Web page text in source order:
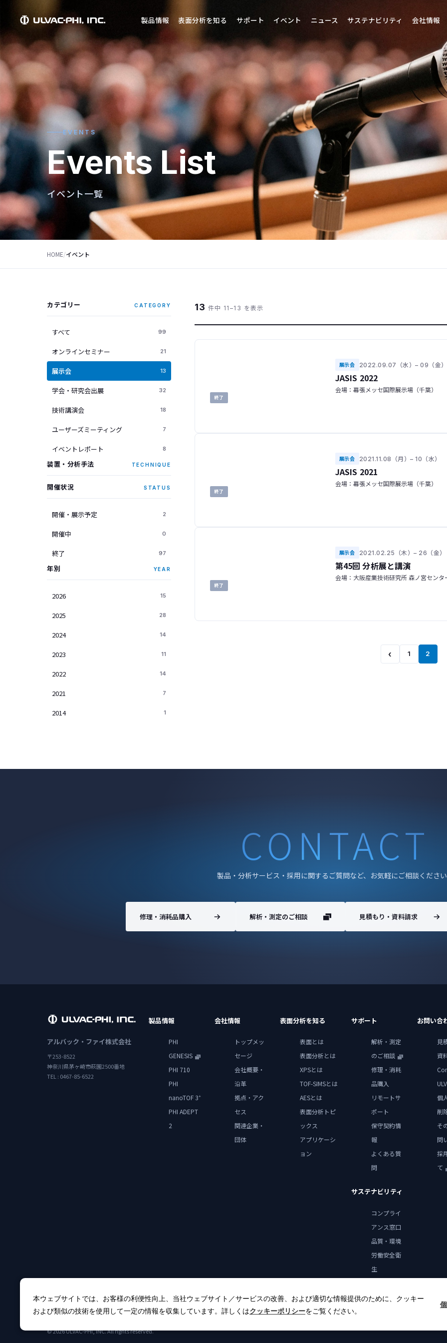
製品情報 表面分析を知る サポート イベント ニュース サステナビリティ 会社情報
EVENTS
Events List
イベント一覧
HOME/イベント
カテゴリー CATEGORY
すべて 99
オンラインセミナー 21
展示会 13
学会・研究会出展 32
技術講演会 18
ユーザーズミーティング 7
イベントレポート 8
装置・分析手法 TECHNIQUE
開催状況 STATUS
開催・展示予定 2
開催中 0
終了 97
年別 YEAR
2026 15
2025 28
2024 14
2023 11
2022 14
2021 7
2014 1
13 件中 11–13 を表示
終了
展示会 2022.09.07（水）– 09（金）
JASIS 2022
会場：幕張メッセ国際展示場（千葉）
終了
展示会 2021.11.08（月）– 10（水）
JASIS 2021
会場：幕張メッセ国際展示場（千葉）
終了
展示会 2021.02.25（木）– 26（金）
第45回 分析展と講演
会場：大阪産業技術研究所 森ノ宮センタ
‹ 1 2
CONTACT
製品・分析サービス・採用に関するご質問など、お気軽にご相談くださ
修理・消耗品購入 解析・測定のご相談 見積もり・資料請求
アルバック・ファイ株式会社
〒253-8522
神奈川県茅ヶ崎市萩園2500番地
TEL : 0467-85-6522
製品情報
PHI
GENESIS
PHI 710
PHI
nanoTOF 3+
PHI ADEPT
2
会社情報
トップメッ
セージ
会社概要・
沿革
拠点・アク
セス
関連企業・
団体
表面分析を知る
表面とは
表面分析とは
XPSとは
TOF-SIMSとは
AESとは
表面分析トピ
ックス
アプリケーシ
ョン
サポート
解析・測定
のご相談
修理・消耗
品購入
リモートサ
ポート
保守契約情
報
よくある質
問
サステナビリティ
コンプライ
アンス窓口
品質・環境
労働安全衛
生
お問い合
見
資
個
削
そ
問
採
て
© 2026 ULVAC-PHI, INC. All rights reserved.
本ウェブサイトでは、お客様の利便性向上、当社ウェブサイト／サービスの改善、および適切な情報提供のために、クッキー
および類似の技術を使用して一定の情報を収集しています。詳しくはクッキーポリシーをご覧ください。